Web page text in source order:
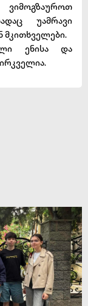
უამრავი
მკითხველები.
ენისა და